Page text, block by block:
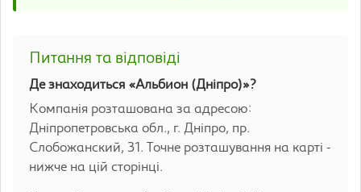
Питання та відповіді
Де знаходиться «Альбион (Дніпро)»?
Компанія розташована за адресою:
Дніпропетровська обл., г. Дніпро, пр.
Слобожанский, 31. Точне розташування на карті -
нижче на цій сторінці.